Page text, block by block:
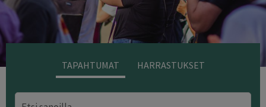
TAPAHTUMAT HARRASTUKSET